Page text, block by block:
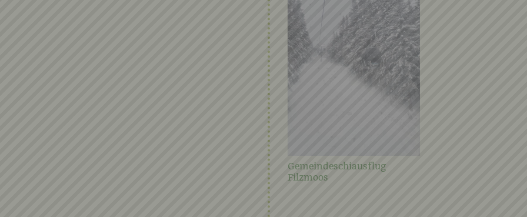
Gemeindeschiausflug
Filzmoos